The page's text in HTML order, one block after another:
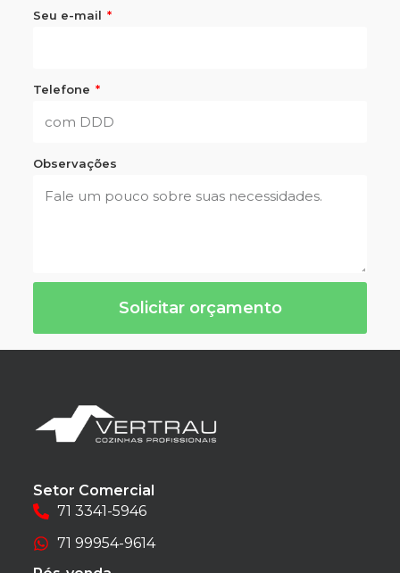
Seu e-mail
Telefone
Observações
Solicitar orçamento
Setor Comercial
71 3341-5946
71 99954-9614